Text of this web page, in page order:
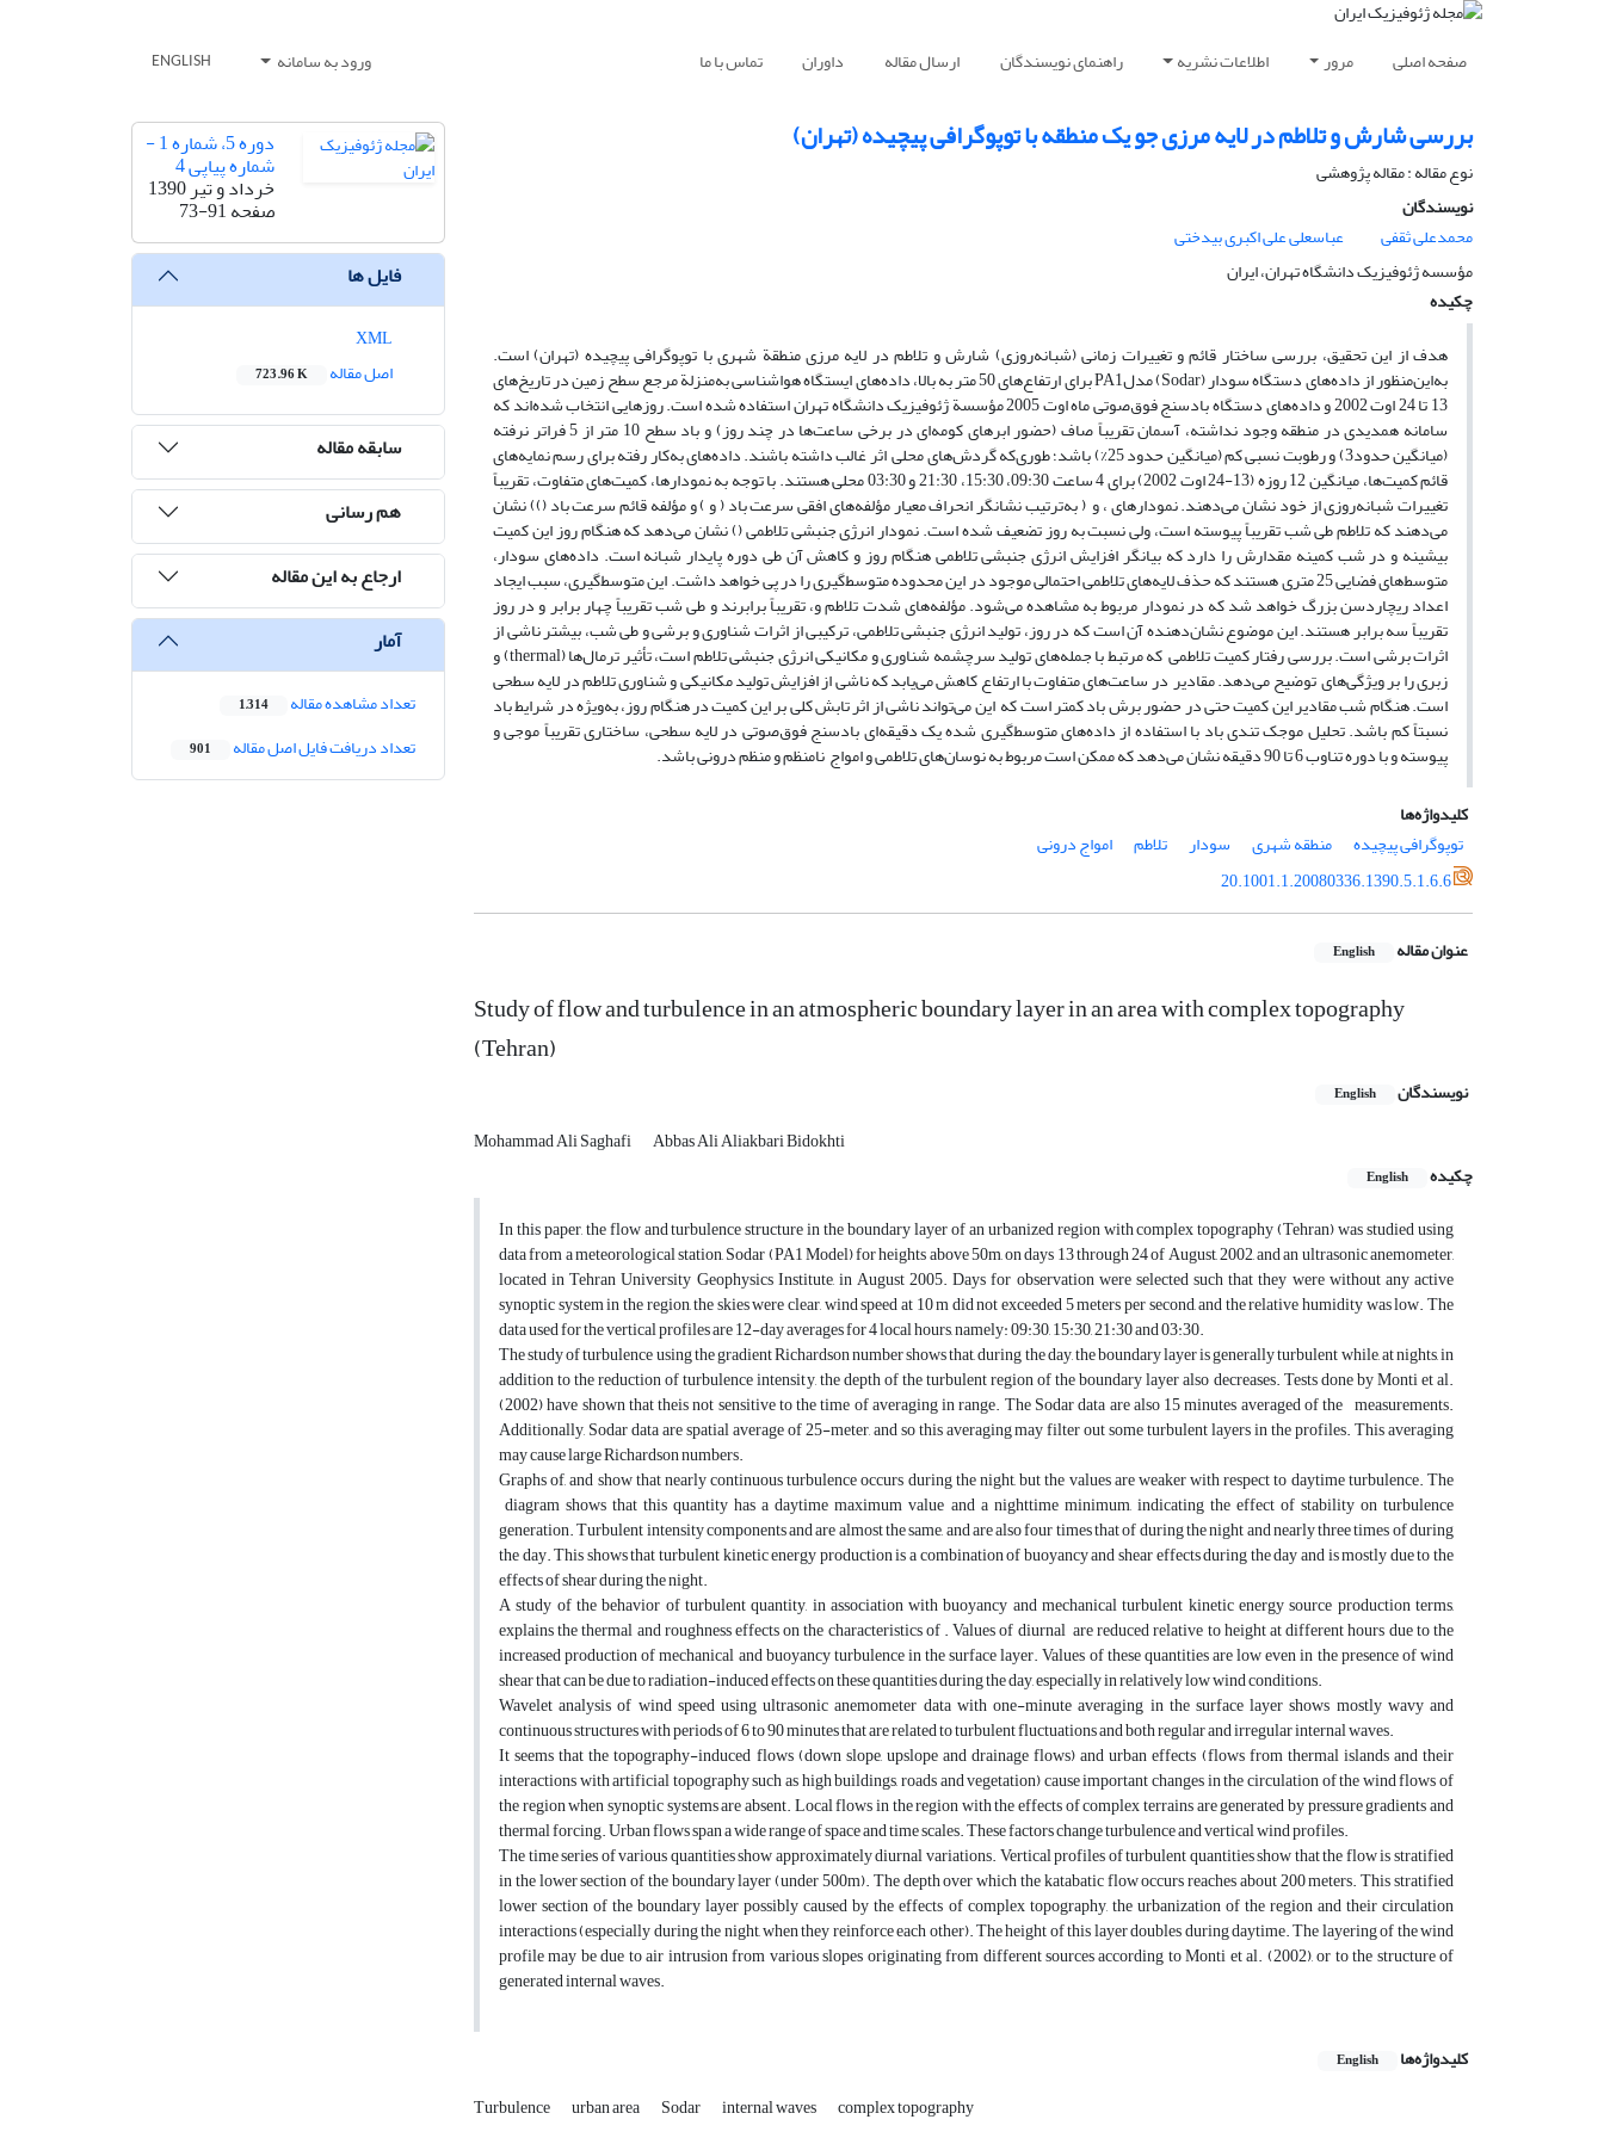
صفحه اصلی مرور اطلاعات نشریه راهنمای نویسندگان ارسال مقاله داوران تماس با ما ورود به سامانه ENGLISH
بررسی شارش و تلاطم در لایه مرزی جو یک منطقه با توپوگرافی پیچیده (تهران)
نوع مقاله : مقاله پژوهشی‌
نویسندگان
محمدعلی ثقفی
عباسعلی علی اکبری بیدختی
مؤسسه ژئوفیزیک دانشگاه تهران، ایران
چکیده
هدف از این تحقیق، بررسی ساختار قائم و تغییرات زمانی (شبانه‌روزی) شارش و تلاطم در لایه مرزی منطقة شهری با توپوگرافی پیچیده (تهران) است.
به‌این‌‌منظور از داده‌های دستگاه سودار (Sodar) مدلPA1 برای ارتفاع‌های 50 متر به بالا، داده‌های ایستگاه هواشناسی به‌‌منزلة مرجع سطح زمین در تاریخ‌های
13 تا 24 اوت 2002 و داده‌های دستگاه بادسنج فوق‌‌صوتی ماه اوت 2005 مؤسسة ژئوفیزیک دانشگاه تهران استفاده شده است. روزهایی انتخاب شده‌اند که
سامانه همدیدی در منطقه وجود نداشته، آسمان تقریباً صاف (حضور ابرهای کومه‌ای در برخی ساعت‌ها در چند روز) و باد سطح 10 متر از 5 فراتر نرفته
(میانگین حدود3) و رطوبت نسبی کم (میانگین حدود 25%) باشد؛ طوری‌که گردش‌های محلی اثر غالب داشته باشند. داده‌های به‌کار رفته برای رسم نمایه‌های
قائم کمیت‌ها، میانگین 12 روزه (13-24 اوت 2002) برای 4 ساعت 09:30، 15:30، 21:30 و 03:30 محلی هستند. با توجه به نمودارها، کمیت‌های متفاوت، تقریباً
تغییرات شبانه‌روزی از خود نشان می‌دهند. نمودارهای ، و ( به‌ترتیب نشانگر انحراف معیار مؤلفه‌‌های افقی سرعت باد ( و ) و مؤلفه قائم سرعت باد ()) نشان
می‌دهند که تلاطم طی شب تقریباً پیوسته است، ولی نسبت به روز تضعیف شده‌ است. نمودار انرژی جنبشی تلاطمی () نشان می‌دهد که هنگام روز این کمیت
بیشینه و در شب کمینه مقدارش را دارد که بیانگر افزایش انرژی جنبشی تلاطمی هنگام روز و کاهش آن طی دوره پایدار شبانه است. داده‌های سودار،
متوسط‌های فضایی 25 متری هستند که حذف لایه‌های تلاطمی احتمالی موجود در این محدوده متوسط‌گیری‌ را در پی خواهد داشت. این متوسط‌گیری، سبب ایجاد
اعداد ریچاردسن بزرگ خواهد شد که در نمودار مربوط به مشاهده می‌شود. مؤلفه‌های شدت تلاطم و، تقریباً برابرند و طی شب تقریباً چهار برابر و در روز
تقریباً سه برابر هستند. این موضوع نشان‌دهنده آن است که در روز، تولید انرژی جنبشی تلاطمی، ترکیبی از اثرات شناوری و برشی و طی شب، بیشتر ناشی از
اثرات برشی است. بررسی رفتار کمیت تلاطمی که مرتبط با جمله‌های تولید سرچشمه شناوری و مکانیکی انرژی جنبشی تلاطم است، تأثیر ترمال‌ها (thermal) و
زبری را بر ویژگی‌های توضیح می‌دهد. مقادیر در ساعت‌های متفاوت با ارتفاع کاهش می‌یابد که ناشی از افزایش تولید مکانیکی و شناوری تلاطم در لایه سطحی
است. هنگام شب مقادیر این کمیت حتی در حضور برش باد کمتر است که این می‌تواند ناشی از اثر تابش کلی بر این کمیت در هنگام روز، به‌ویژه در شرایط باد
نسبتاً کم باشد. تحلیل موجک تندی باد با استفاده از داده‌های متوسط‌گیری شده یک دقیقه‌ای بادسنج فوق‌‌صوتی در لایه سطحی، ساختاری تقریباً موجی و
پیوسته و با دوره تناوب 6 تا 90 دقیقه نشان می‌دهد که ممکن است مربوط به نوسان‌های تلاطمی و امواج نامنظم و منظم درونی باشد.
کلیدواژه‌ها
توپوگرافی پیچیده
منطقه شهری سودار تلاطم
امواج درونی
20.1001.1.20080336.1390.5.1.6.6
عنوان مقاله English
Study of flow and turbulence in an atmospheric boundary layer in an area with complex topography
(Tehran)
نویسندگان English
Mohammad Ali Saghafi
Abbas Ali Aliakbari Bidokhti
چکیده
English
In this paper, the flow and turbulence structure in the boundary layer of an urbanized region with complex topography (Tehran) was studied using
data from a meteorological station, Sodar (PA1 Model) for heights above 50m, on days 13 through 24 of August, 2002, and an ultrasonic anemometer,
located in Tehran University Geophysics Institute, in August 2005. Days for observation were selected such that they were without any active
synoptic system in the region, the skies were clear, wind speed at 10 m did not exceeded 5 meters per second, and the relative humidity was low. The
data used for the vertical profiles are 12-day averages for 4 local hours, namely: 09:30, 15:30, 21:30 and 03:30.
The study of turbulence using the gradient Richardson number shows that, during the day, the boundary layer is generally turbulent while, at nights, in
addition to the reduction of turbulence intensity, the depth of the turbulent region of the boundary layer also decreases. Tests done by Monti et al.
(2002) have shown that theis not sensitive to the time of averaging in range. The Sodar data are also 15 minutes averaged of the measurements.
Additionally, Sodar data are spatial average of 25-meter, and so this averaging may filter out some turbulent layers in the profiles. This averaging
may cause large Richardson numbers.
Graphs of, and show that nearly continuous turbulence occurs during the night, but the values are weaker with respect to daytime turbulence. The
diagram shows that this quantity has a daytime maximum value and a nighttime minimum, indicating the effect of stability on turbulence
generation. Turbulent intensity components and are almost the same, and are also four times that of during the night and nearly three times of during
the day. This shows that turbulent kinetic energy production is a combination of buoyancy and shear effects during the day and is mostly due to the
effects of shear during the night.
A study of the behavior of turbulent quantity, in association with buoyancy and mechanical turbulent kinetic energy source production terms,
explains the thermal and roughness effects on the characteristics of . Values of diurnal are reduced relative to height at different hours due to the
increased production of mechanical and buoyancy turbulence in the surface layer. Values of these quantities are low even in the presence of wind
shear that can be due to radiation-induced effects on these quantities during the day, especially in relatively low wind conditions.
Wavelet analysis of wind speed using ultrasonic anemometer data with one-minute averaging in the surface layer shows mostly wavy and
continuous structures with periods of 6 to 90 minutes that are related to turbulent fluctuations and both regular and irregular internal waves.
It seems that the topography-induced flows (down slope, upslope and drainage flows) and urban effects (flows from thermal islands and their
interactions with artificial topography such as high buildings, roads and vegetation) cause important changes in the circulation of the wind flows of
the region when synoptic systems are absent. Local flows in the region with the effects of complex terrains are generated by pressure gradients and
thermal forcing. Urban flows span a wide range of space and time scales. These factors change turbulence and vertical wind profiles.
The time series of various quantities show approximately diurnal variations. Vertical profiles of turbulent quantities show that the flow is stratified
in the lower section of the boundary layer (under 500m). The depth over which the katabatic flow occurs reaches about 200 meters. This stratified
lower section of the boundary layer possibly caused by the effects of complex topography, the urbanization of the region and their circulation
interactions (especially during the night, when they reinforce each other). The height of this layer doubles during daytime. The layering of the wind
profile may be due to air intrusion from various slopes originating from different sources according to Monti et al. (2002), or to the structure of
generated internal waves.
کلیدواژه‌ها English
Turbulence urban area Sodar internal waves complex topography
دوره 5، شماره 1 -
شماره پیاپی 4
خرداد و تیر 1390
صفحه73-91
فایل ها
اصل مقاله
723.96 K
سابقه مقاله
هم رسانی
ارجاع به این مقاله
آمار
تعداد مشاهده مقاله 1,314
تعداد دریافت فایل اصل مقاله 901